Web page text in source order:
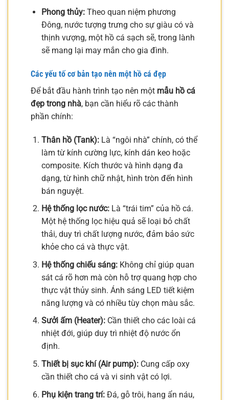
Phong thủy:Theo quan niệm phương
Đông, nước tượng trưng cho sự giàu có và
thịnh vượng, một hồ cá sạch sẽ, trong lành
sẽ mang lại may mắn cho gia đình.
Các yếu tố cơ bản tạo nên một hồ cá đẹp
Để bắt đầu hành trình tạo nên một mẫu hồ cá
đẹp trong nhà, bạn cần hiểu rõ các thành
phần chính:
Thân hồ (Tank):Là “ngôi nhà” chính, có thể
làm từ kính cường lực, kính dán keo hoặc
composite. Kích thước và hình dạng đa
dạng, từ hình chữ nhật, hình tròn đến hình
bán nguyệt.
Hệ thống lọc nước:Là “trái tim” của hồ cá.
Một hệ thống lọc hiệu quả sẽ loại bỏ chất
thải, duy trì chất lượng nước, đảm bảo sức
khỏe cho cá và thực vật.
Hệ thống chiếu sáng:Không chỉ giúp quan
sát cá rõ hơn mà còn hỗ trợ quang hợp cho
thực vật thủy sinh. Ánh sáng LED tiết kiệm
năng lượng và có nhiều tùy chọn màu sắc.
Sưởi ấm (Heater):Cần thiết cho các loài cá
nhiệt đới, giúp duy trì nhiệt độ nước ổn
định.
Thiết bị sục khí (Air pump):Cung cấp oxy
cần thiết cho cá và vi sinh vật có lợi.
Phụ kiện trang trí:Đá, gỗ trôi, hang ẩn náu,